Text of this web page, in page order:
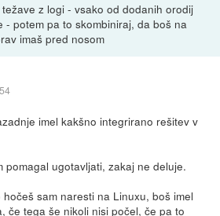
z logi - vsako od dodanih orodij
- potem pa to skombiniraj, da boš na
imaš pred nosom
imel kakšno integrirano rešitev v
pomagal ugotavljati, zakaj ne deluje.
sam naresti na Linuxu, boš imel
če tega še nikoli nisi počel, če pa to